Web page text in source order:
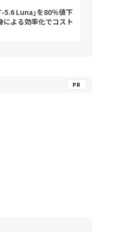
5.6 Luna」を80％値下
よる効率化でコスト
PR